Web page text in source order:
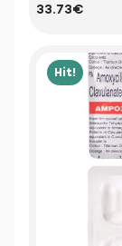
33.73€
Hit!